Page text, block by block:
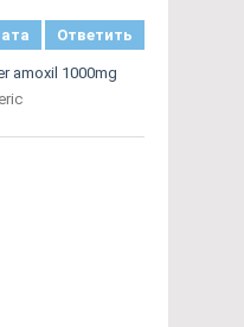
Ответить
amoxil 1000mg